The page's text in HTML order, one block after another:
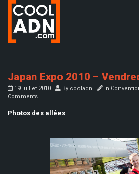
Japan Expo 2010 –
19 juillet 2010 By cooladn In
Comments
Photos des allées